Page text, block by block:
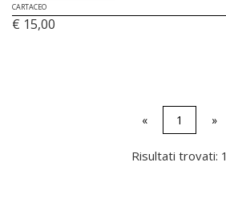
CARTACEO
€ 15,00
« 1 »
Risultati trovati: 1